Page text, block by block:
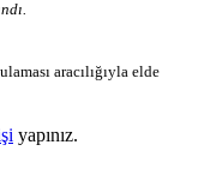
aracılığıyla elde
yapınız.